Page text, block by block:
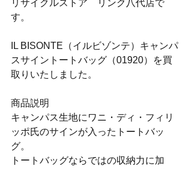
リサイクルストア　リンク八代店で
す。
IL BISONTE（イルビゾンテ）キャンパ
スサイントートバッグ（01920）を買
取りいたしました。
商品説明
キャンパス生地にワニ・ディ・フィリ
ッポ氏のサインが入ったトートバッ
グ。
トートバッグならではの収納力に加